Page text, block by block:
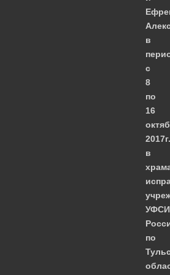
в
с
8
по
16
2017г.
в
по